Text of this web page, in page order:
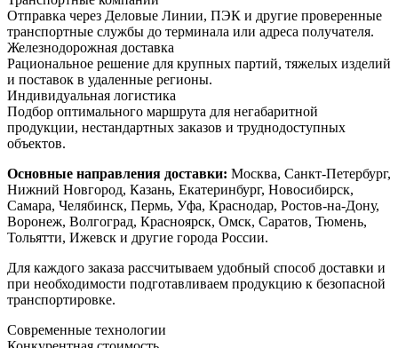
Отправка через Деловые Линии, ПЭК и другие проверенные
транспортные службы до терминала или адреса получателя.
Железнодорожная доставка
Рациональное решение для крупных партий, тяжелых изделий
и поставок в удаленные регионы.
Индивидуальная логистика
Подбор оптимального маршрута для негабаритной
продукции, нестандартных заказов и труднодоступных
объектов.
Основные направления доставки: Москва, Санкт-Петербург,
Нижний Новгород, Казань, Екатеринбург, Новосибирск,
Самара, Челябинск, Пермь, Уфа, Краснодар, Ростов-на-Дону,
Воронеж, Волгоград, Красноярск, Омск, Саратов, Тюмень,
Тольятти, Ижевск и другие города России.
Для каждого заказа рассчитываем удобный способ доставки и
при необходимости подготавливаем продукцию к безопасной
транспортировке.
Современные технологии